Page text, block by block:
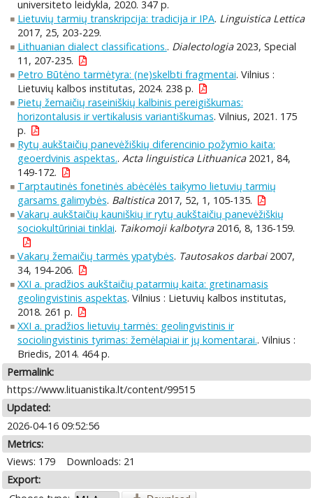
universiteto leidykla, 2020. 347 p.
Lietuvių tarmių transkripcija: tradicija ir IPA. Linguistica Lettica
2017, 25, 203-229.
Lithuanian dialect classifications.. Dialectologia2023, Special
11, 207-235.
Petro Būtėno tarmėtyra: (ne)skelbti fragmentai. Vilnius :
Lietuvių kalbos institutas, 2024. 238 p.
Pietų žemaičių raseiniškių kalbinis pereigiškumas:
horizontalusis ir vertikalusis variantiškumas. Vilnius, 2021. 175
p.
Rytų aukštaičių panevėžiškių diferencinio požymio kaita:
geoerdvinis aspektas.. Acta linguistica Lithuanica2021, 84,
149-172.
Tarptautinės fonetinės abėcėlės taikymo lietuvių tarmių
garsams galimybės. Baltistica2017, 52, 1, 105-135.
Vakarų aukštaičių kauniškių ir rytų aukštaičių panevėžiškių
sociokultūriniai tinklai. Taikomoji kalbotyra2016, 8, 136-159.
Vakarų žemaičių tarmės ypatybės. Tautosakos darbai2007,
34, 194-206.
XXI a. pradžios aukštaičių patarmių kaita: gretinamasis
geolingvistinis aspektas. Vilnius : Lietuvių kalbos institutas,
2018. 261 p.
XXI a. pradžios lietuvių tarmės: geolingvistinis ir
sociolingvistinis tyrimas: žemėlapiai ir jų komentarai.. Vilnius :
Briedis, 2014. 464 p.
Permalink:
https://www.lituanistika.lt/content/99515
Updated:
2026-04-16 09:52:56
Metrics:
Views: 179
Downloads: 21
Export: